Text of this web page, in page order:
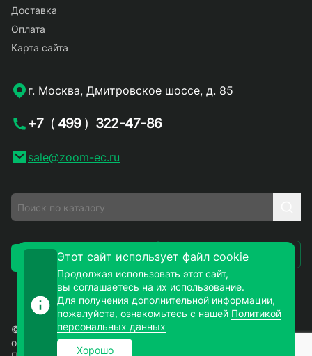
Доставка
Оплата
Карта сайта
г. Москва, Дмитровское шоссе, д. 85
+7 ( 499 ) 322-47-86
sale@zoom-ec.ru
Заказать звонок Написать письмо
© 2026. ЗУМ-СМД – продажа электронных компонентов
оптом и в розницу. Все права защищены.
Этот сайт использует файл cookie
Продолжая использовать этот сайт,
вы соглашаетесь на их использование.
Для получения дополнительной информации,
пожалуйста, ознакомьтесь с нашей Политикой
персональных данных
Хорошо